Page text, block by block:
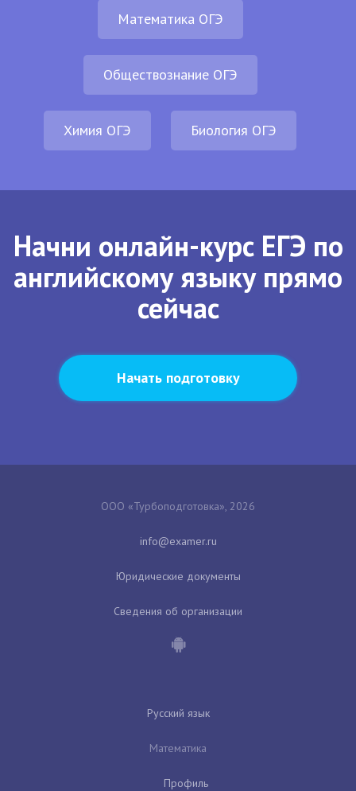
Математика ОГЭ
Обществознание ОГЭ
Химия ОГЭ Биология ОГЭ
Начни онлайн-курс ЕГЭ по
английскому языку прямо
сейчас
Начать подготовку
ООО «Турбоподготовка», 2026
Юридические документы
Сведения об организации
Русский язык
Математика
Профиль